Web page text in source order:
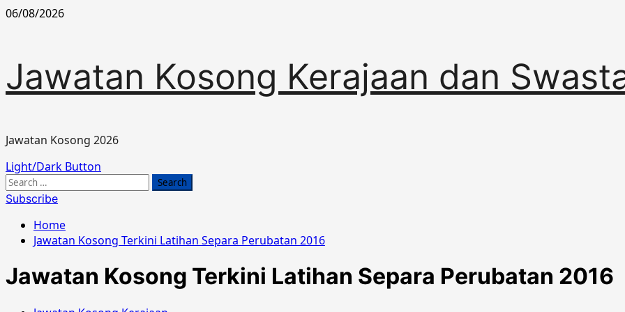
Skip
06/08/2026
Jawatan Kosong Kerajaan dan
Jawatan Kosong 2026
Primary
Menu
Light/Dark Button
Search
for:
Subscribe
Home
Jawatan Kosong Terkini Latihan Separa Perubatan 2016
Jawatan Kosong Terkini Latihan Separa Perubatan 2016